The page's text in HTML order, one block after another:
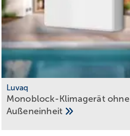
Luvaq
Monoblock-Klimagerät ohne
Außeneinheit